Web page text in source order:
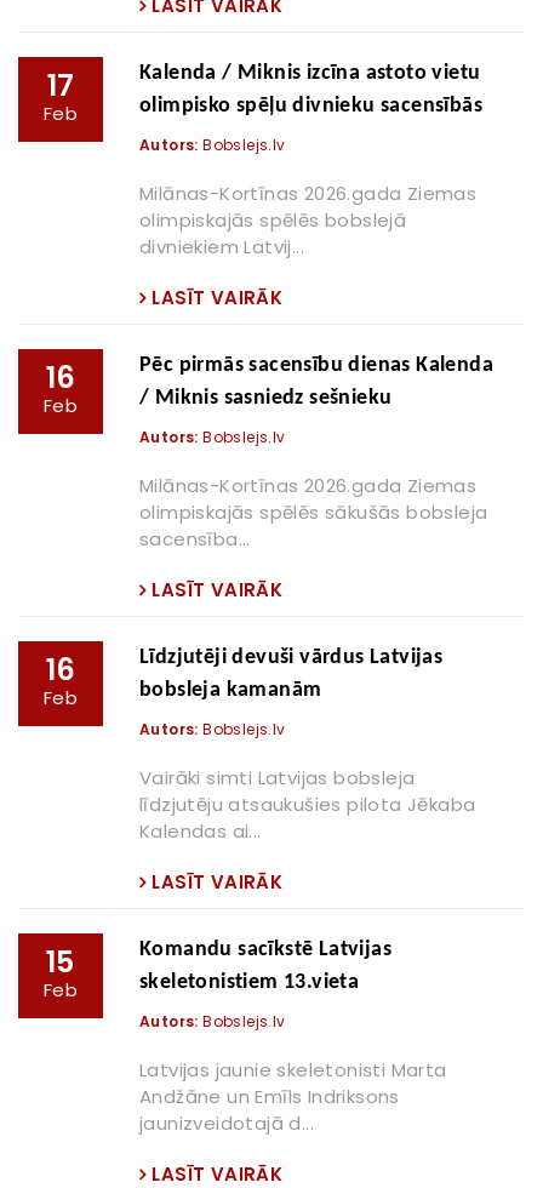
LASĪT VAIRĀK
17
Feb
Kalenda / Miknis izcīna astoto vietu
olimpisko spēļu divnieku sacensībās
Autors: Bobslejs.lv
Milānas-Kortīnas 2026.gada Ziemas
olimpiskajās spēlēs bobslejā
divniekiem Latvij...
LASĪT VAIRĀK
16
Feb
Pēc pirmās sacensību dienas Kalenda
/ Miknis sasniedz sešnieku
Autors: Bobslejs.lv
Milānas-Kortīnas 2026.gada Ziemas
olimpiskajās spēlēs sākušās bobsleja
sacensība...
LASĪT VAIRĀK
16
Feb
Līdzjutēji devuši vārdus Latvijas
bobsleja kamanām
Autors: Bobslejs.lv
Vairāki simti Latvijas bobsleja
līdzjutēju atsaukušies pilota Jēkaba
Kalendas ai...
LASĪT VAIRĀK
15
Feb
Komandu sacīkstē Latvijas
skeletonistiem 13.vieta
Autors: Bobslejs.lv
Latvijas jaunie skeletonisti Marta
Andžāne un Emīls Indriksons
jaunizveidotajā d...
LASĪT VAIRĀK